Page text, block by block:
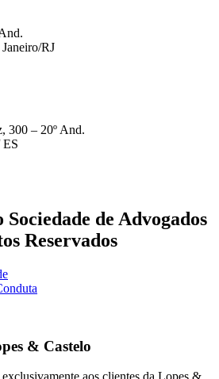
RJ
300 – 20º And.
ES
de Advogados
Reservados
& Castelo